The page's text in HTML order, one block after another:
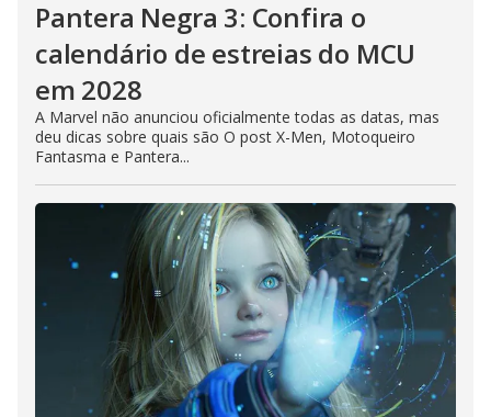
Pantera Negra 3: Confira o
calendário de estreias do MCU
em 2028
A Marvel não anunciou oficialmente todas as datas, mas
deu dicas sobre quais são O post X-Men, Motoqueiro
Fantasma e Pantera...